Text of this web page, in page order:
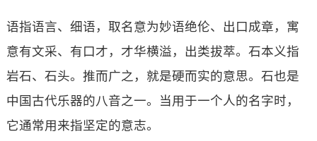
语指语言、细语，取名意为妙语绝伦、出口成章，寓
意有文采、有口才，才华横溢，出类拔萃。石本义指
岩石、石头。推而广之，就是硬而实的意思。石也是
中国古代乐器的八音之一。当用于一个人的名字时，
它通常用来指坚定的意志。